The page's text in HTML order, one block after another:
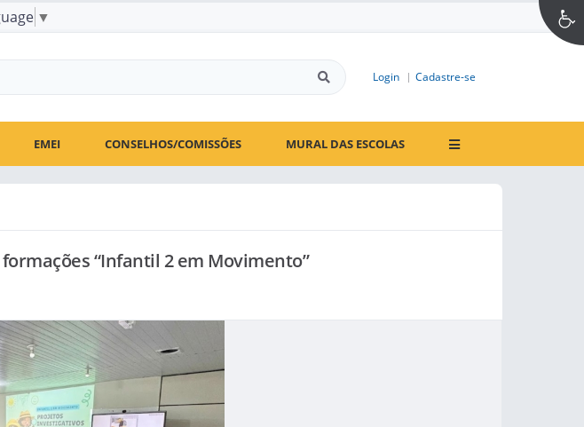
▼
Login Cadastre-se
EMEI CONSELHOS/COMISSÕES MURAL DAS ESCOLAS
“Infantil 2 em Movimento”